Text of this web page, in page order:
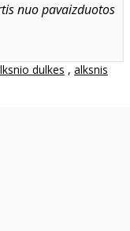
nuo pavaizduotos
dulkes , alksnis